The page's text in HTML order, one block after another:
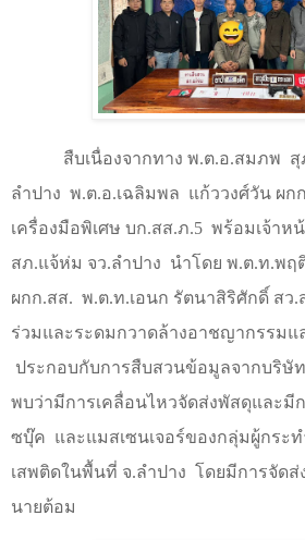
สืบเนื่องจากทาง พ.ต.อ.สมภพ สุ
ลำปาง พ.ต.อ.เฉลิมพล แก้ววงศ์วัน ผก
เครื่องมือพิเศษ บก.สส.ภ.5 พร้อมเจ้าห
สภ.แจ้ห่ม จว.ลำปาง นำโดย พ.ต.ท.พฤ
ผกก.สส. พ.ต.ท.เอนก รัตนาสิริศักดิ์ สว.
ร่วมและระดมกวาดล้างอาชญากรรมแ
ประกอบกับการสืบสวนข้อมูลจากบริษั
พบว่ามีการเคลื่อนไหวจัดส่งพัสดุและมี
ซบุ๊ค และแมสเซนเจอร์ของกลุ่มผู้กระ
เสพติดในพื้นที่ จ.ลำปาง โดยมีการจัด
นายต้อม